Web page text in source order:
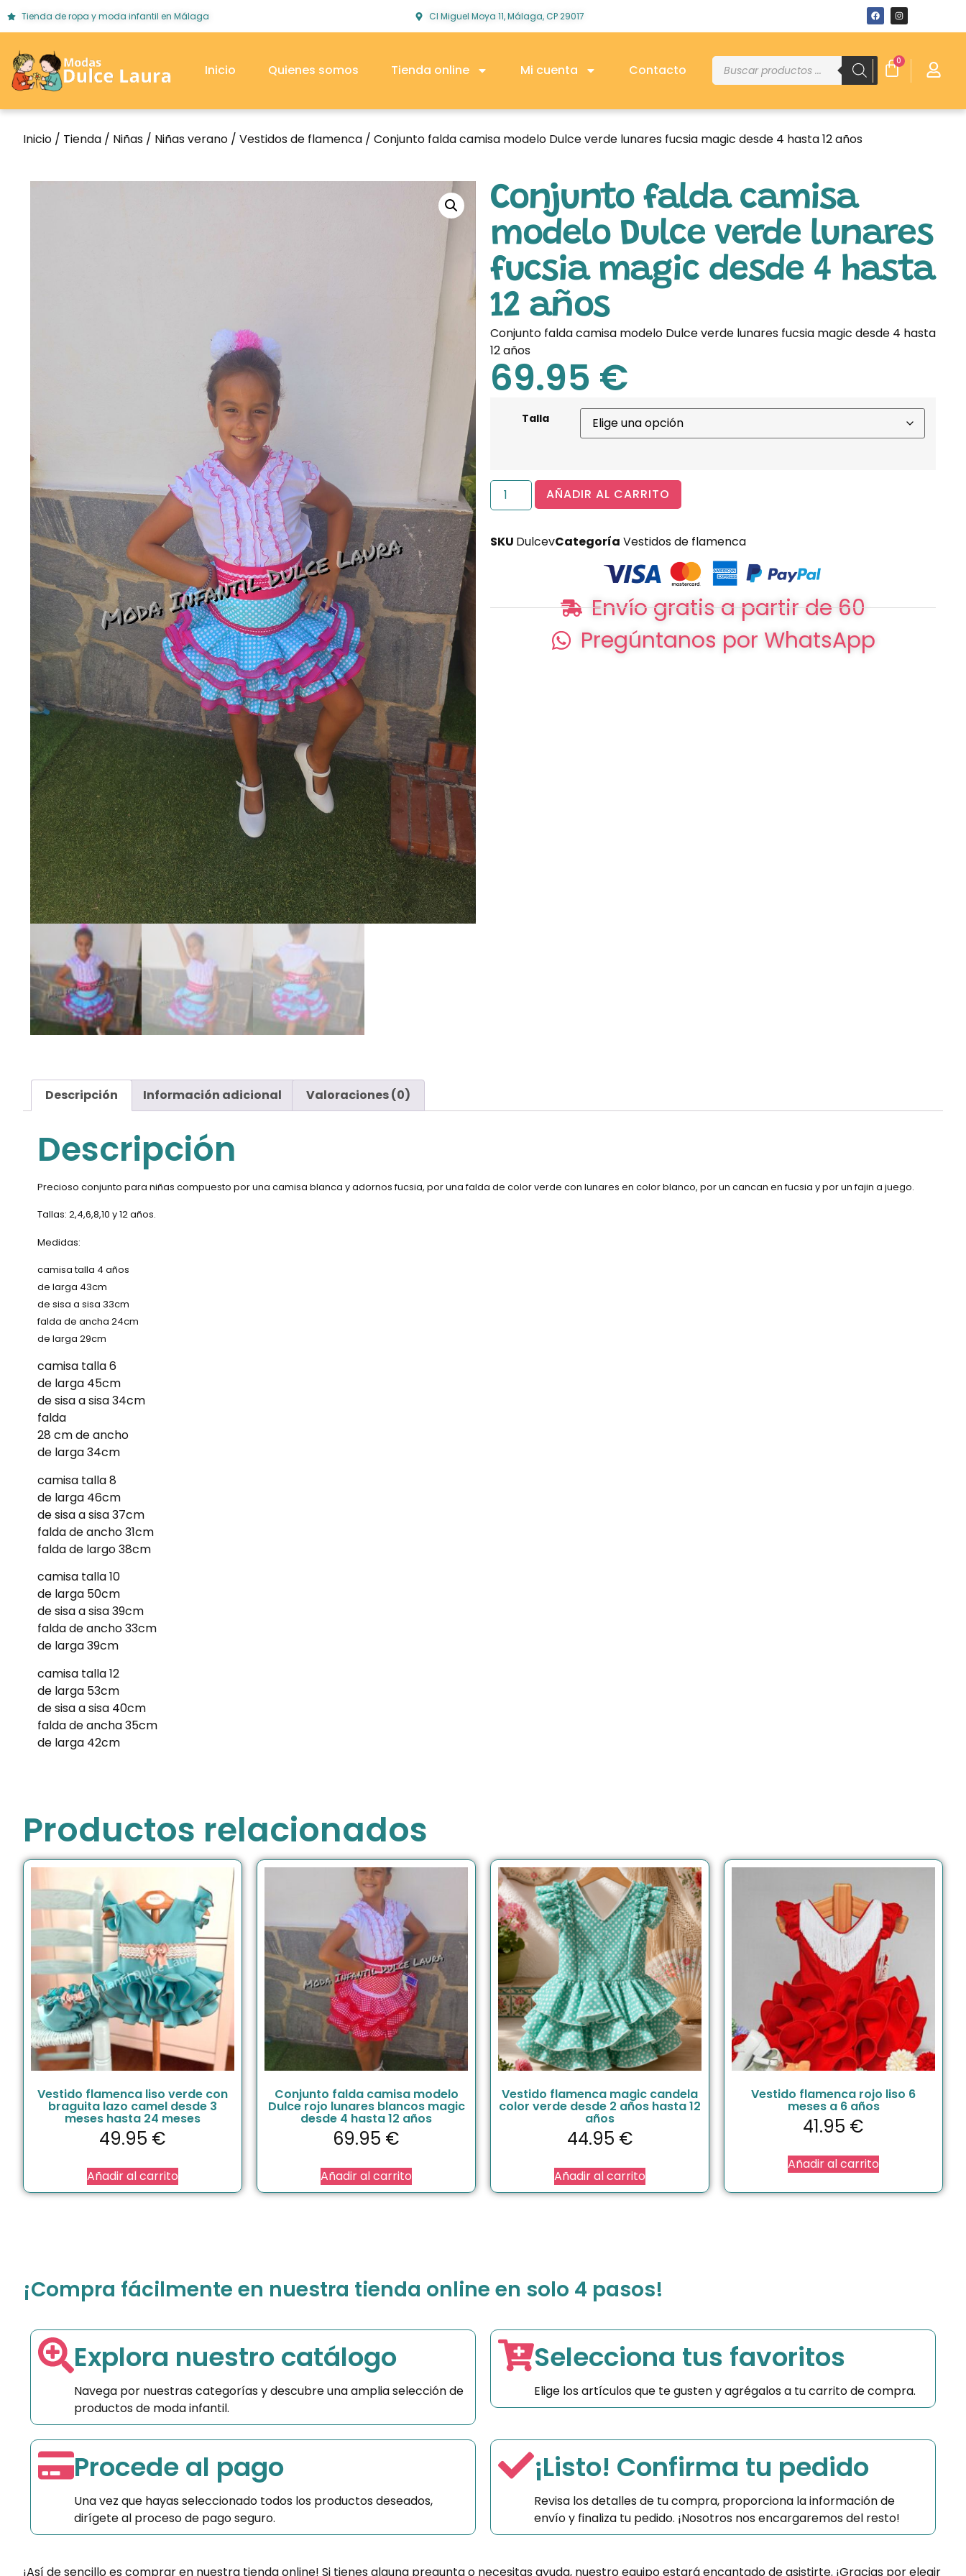
Tienda de ropa y moda infantil en Málaga Cl Miguel Moya 11, Málaga, CP 29017
Inicio Quienes somos Tienda online Mi cuenta Contacto
0
Inicio / Tienda / Niñas / Niñas verano / Vestidos de flamenca / Conjunto falda camisa modelo Dulce verde lunares fucsia magic desde 4 hasta 12 años
Conjunto falda camisa
modelo Dulce verde lunares
fucsia magic desde 4 hasta
12 años
Conjunto falda camisa modelo Dulce verde lunares fucsia magic desde 4 hasta
12 años
69.95 €
Talla
AÑADIR AL CARRITO
SKU DulcevCategoría Vestidos de flamenca
Envío gratis a partir de 60
Pregúntanos por WhatsApp
Descripción Información adicional Valoraciones (0)
Descripción
Precioso conjunto para niñas compuesto por una camisa blanca y adornos fucsia, por una falda de color verde con lunares en color blanco, por un cancan en fucsia y por un fajin a juego.
Tallas: 2,4,6,8,10 y 12 años.
Medidas:
camisa talla 4 años
de larga 43cm
de sisa a sisa 33cm
falda de ancha 24cm
de larga 29cm
camisa talla 6
de larga 45cm
de sisa a sisa 34cm
falda
28 cm de ancho
de larga 34cm
camisa talla 8
de larga 46cm
de sisa a sisa 37cm
falda de ancho 31cm
falda de largo 38cm
camisa talla 10
de larga 50cm
de sisa a sisa 39cm
falda de ancho 33cm
de larga 39cm
camisa talla 12
de larga 53cm
de sisa a sisa 40cm
falda de ancha 35cm
de larga 42cm
Productos relacionados
Vestido flamenca liso verde con
braguita lazo camel desde 3
meses hasta 24 meses
49.95 €
Añadir al carrito
Conjunto falda camisa modelo
Dulce rojo lunares blancos magic
desde 4 hasta 12 años
69.95 €
Añadir al carrito
Vestido flamenca magic candela
color verde desde 2 años hasta 12
años
44.95 €
Añadir al carrito
Vestido flamenca rojo liso 6
meses a 6 años
41.95 €
Añadir al carrito
¡Compra fácilmente en nuestra tienda online en solo 4 pasos!
Explora nuestro catálogo
Navega por nuestras categorías y descubre una amplia selección de
productos de moda infantil.
Selecciona tus favoritos
Elige los artículos que te gusten y agrégalos a tu carrito de compra.
Procede al pago
Una vez que hayas seleccionado todos los productos deseados,
dirígete al proceso de pago seguro.
¡Listo! Confirma tu pedido
Revisa los detalles de tu compra, proporciona la información de
envío y finaliza tu pedido. ¡Nosotros nos encargaremos del resto!
¡Así de sencillo es comprar en nuestra tienda online! Si tienes alguna pregunta o necesitas ayuda, nuestro equipo estará encantado de asistirte. ¡Gracias por elegir